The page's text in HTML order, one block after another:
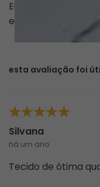
Eu simplesmente
e a beleza do maiô
esta avaliação foi
Silvana
há um ano
Tecido de ótima